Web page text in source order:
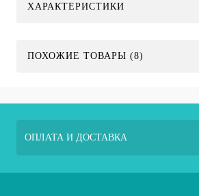
ХАРАКТЕРИСТИКИ
ПОХОЖИЕ ТОВАРЫ (8)
ОПЛАТА И ДОСТАВКА